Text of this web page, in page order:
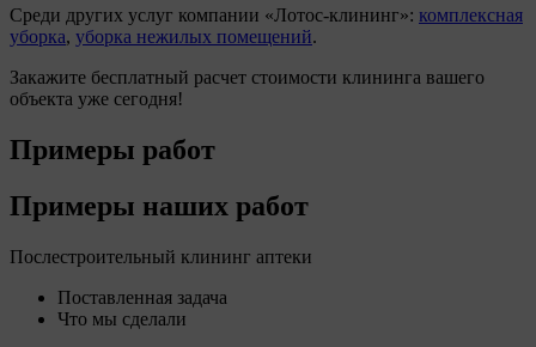
Среди других услуг компании
Лотос-клининг : комплексная
уборка, уборка нежилых помещений.
Закажите бесплатный расчет стоимости клининга вашего
объекта уже сегодня!
Примеры работ
Примеры наших работ
Послестроительный клининг аптеки
Поставленная задача
Что мы сделали